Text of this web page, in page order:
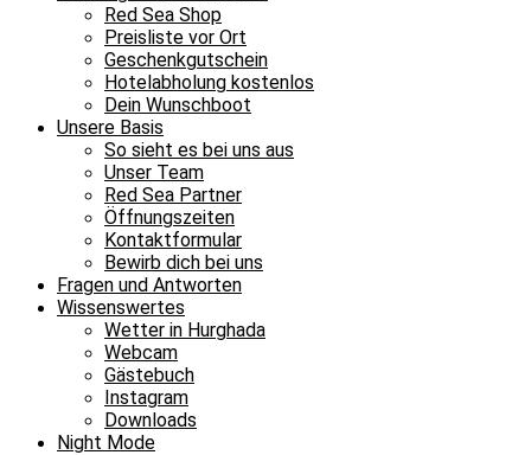
Red Sea Shop
Preisliste vor Ort
Geschenkgutschein
Hotelabholung kostenlos
Dein Wunschboot
Unsere Basis
So sieht es bei uns aus
Unser Team
Red Sea Partner
Öffnungszeiten
Kontaktformular
Bewirb dich bei uns
Fragen und Antworten
Wissenswertes
Wetter in Hurghada
Webcam
Gästebuch
Instagram
Downloads
Night Mode